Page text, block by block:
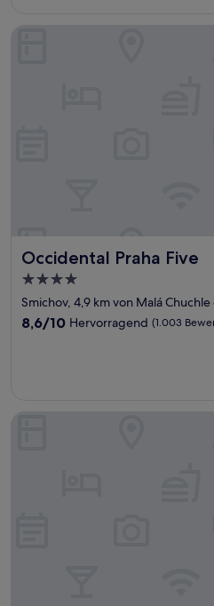
Bewertungen)
Occidental Praha Five
Occidental Praha Five
4.0-
Sterne-
Unterkunft
Smichov, 4,9 km von Malá
8.6
8,6/10 Hervorragend (1.003
Occidental Praha Five